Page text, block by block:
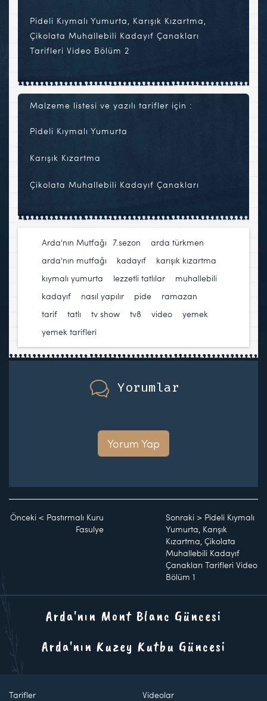
Pideli Kıymalı Yumurta, Karışık Kızartma,
Çikolata Muhallebili Kadayıf Çanakları
Tarifleri Video Bölüm 2
Malzeme listesi ve yazılı tarifler için :
Pideli Kıymalı Yumurta
Karışık Kızartma
Çikolata Muhallebili Kadayıf Çanakları
Arda'nın Mutfağı 7.sezon arda türkmen
arda'nın mutfağı
kadayıf karışık kızartma
kıymalı yumurta
lezzetli tatlılar
muhallebili
kadayıf
nasıl yapılır pide ramazan
tarif
tatlı tv show tv8 video yemek
yemek tarifleri
Yorumlar
Yorum Yap
Önceki < Pastırmalı Kuru
Fasulye
Sonraki > Pideli Kıymalı
Yumurta, Karışık
Kızartma, Çikolata
Muhallebili Kadayıf
Çanakları Tarifleri Video
Bölüm 1
Arda'nın Mont Blanc Güncesi
Arda'nın Kuzey Kutbu Güncesi
Tarifler Videolar